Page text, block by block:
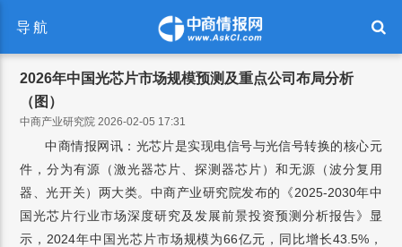
导航
2026年中国光芯片市场规模预测及重点公司布局分析
（图）
中商产业研究院 2026-02-05 17:31
中商情报网讯：光芯片是实现电信号与光信号转换的核心元
件，分为有源（激光器芯片、探测器芯片）和无源（波分复用
器、光开关）两大类。中商产业研究院发布的《2025-2030年中
国光芯片行业市场深度研究及发展前景投资预测分析报告》显
示，2024年中国光芯片市场规模为66亿元，同比增长43.5%，